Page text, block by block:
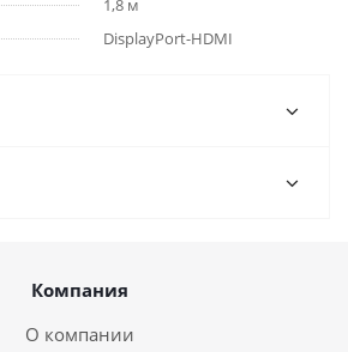
1,8 м
DisplayPort-HDMI
Компания
О компании